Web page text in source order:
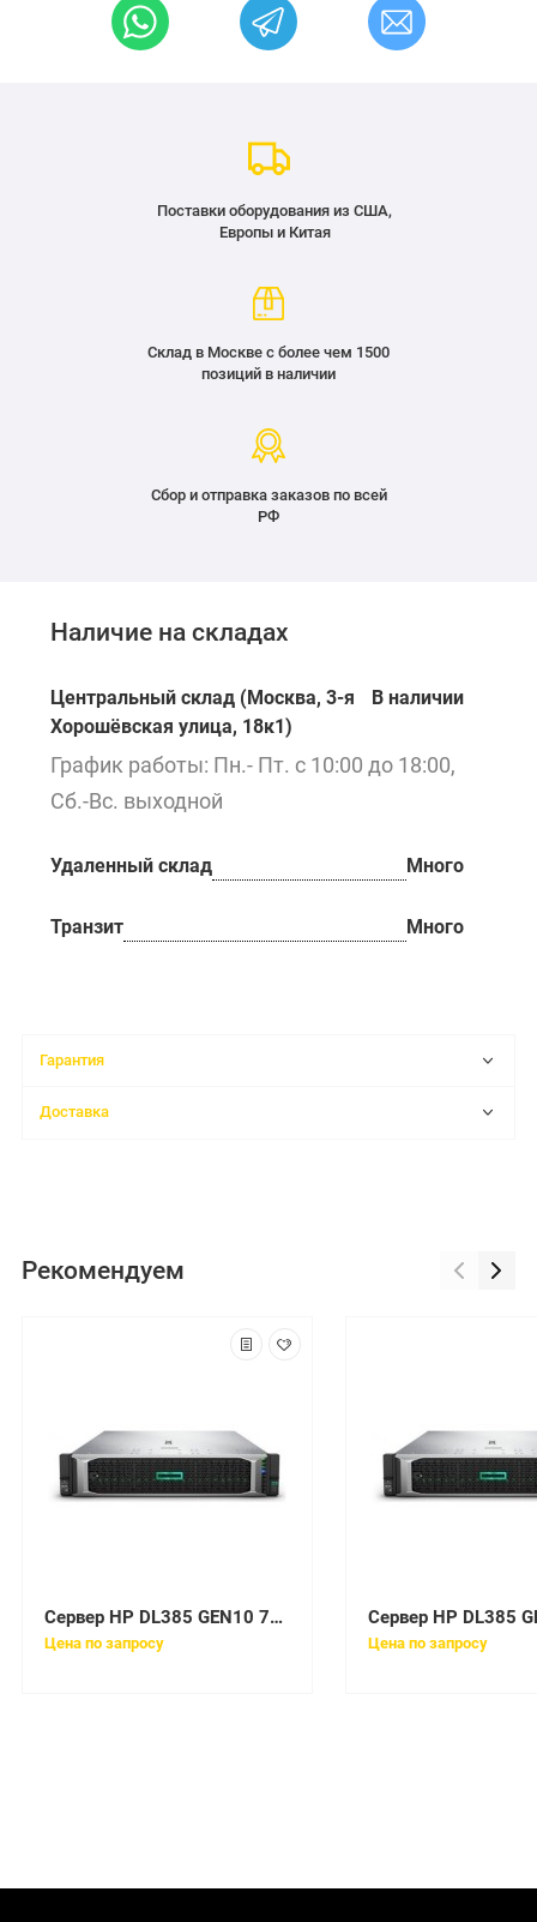
Поставки оборудования из США,
Европы и Китая
Склад в Москве с более чем 1500
позиций в наличии
Сбор и отправка заказов по всей
РФ
Наличие на складах
Центральный склад (Москва, 3-я
Хорошёвская улица, 18к1)
В наличии
График работы: Пн.- Пт. с 10:00 до 18:00,
Сб.-Вс. выходной
Удаленный склад Много
Транзит Много
Гарантия
Доставка
Рекомендуем
Сервер HP DL385 GEN10 7251 1P 16GB 8SFF [878714-B21]
Цена по запросу Цена по запросу